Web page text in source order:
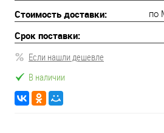
Стоимость доставки: по
Срок поставки:
Если нашли дешевле
В наличии